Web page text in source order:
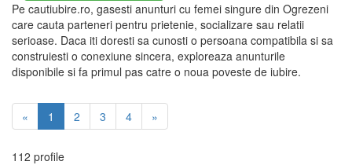
Pe cautiubire.ro, gasesti anunturi cu femei singure din Ogrezeni
care cauta parteneri pentru prietenie, socializare sau relatii
serioase. Daca iti doresti sa cunosti o persoana compatibila si sa
construiesti o conexiune sincera, exploreaza anunturile
disponibile si fa primul pas catre o noua poveste de iubire.
« 1 2 3 4 »
112 profile